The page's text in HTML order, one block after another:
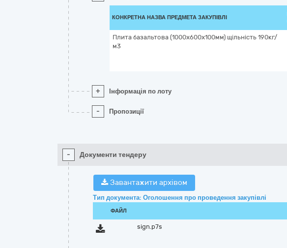
КОНКРЕТНА НАЗВА ПРЕДМЕТА ЗАКУПІВЛІ
Плита базальтова (1000х600х100мм) щільність 190кг/
м3
+ Інформація по лоту
- Пропозиції
- Документи тендеру
Завантажити архівом
Тип документа: Оголошення про проведення закупівлі
ФАЙЛ
sign.p7s